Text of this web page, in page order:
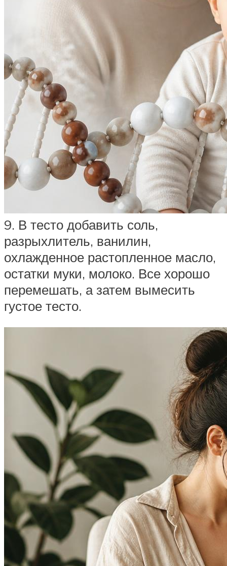
9. В тесто добавить соль,
разрыхлитель, ванилин,
охлажденное растопленное масло,
остатки муки, молоко. Все хорошо
перемешать, а затем вымесить
густое тесто.